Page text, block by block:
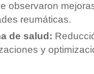
observaron
reumáticas.
de salud:
y